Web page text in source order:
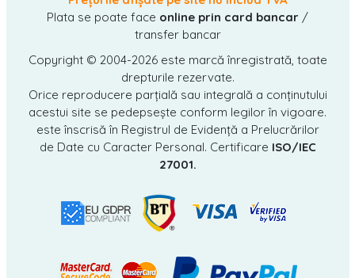
Plata se poate face online prin card bancar /
transfer bancar
Copyright © 2004-2026 este marcă înregistrată, toate
drepturile rezervate.
Orice reproducere parțială sau integrală a conținutului
acestui site se pedepsește conform legilor în vigoare.
este înscrisă în Registrul de Evidență a Prelucrărilor
de Date cu Caracter Personal. Certificare ISO/IEC
27001.